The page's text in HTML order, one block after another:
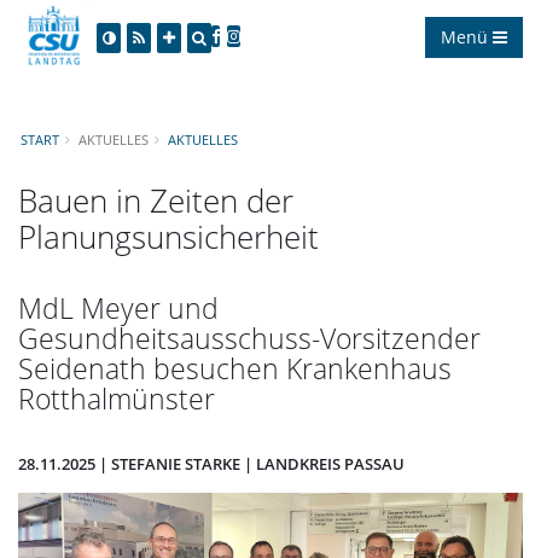
Menü
START AKTUELLES AKTUELLES
Bauen in Zeiten der
Planungsunsicherheit
MdL Meyer und
Gesundheitsausschuss-Vorsitzender
Seidenath besuchen Krankenhaus
Rotthalmünster
28.11.2025 | STEFANIE STARKE | LANDKREIS PASSAU